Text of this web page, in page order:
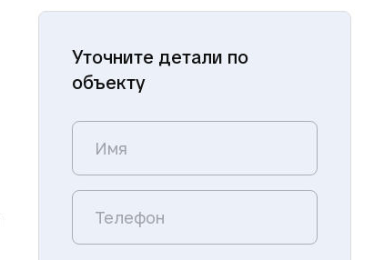
Уточните детали по
объекту